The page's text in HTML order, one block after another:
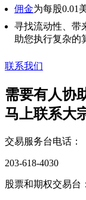
佣金为每股0.01
寻找流动性、带
助您执行复杂的
联系我们
需要有人协
马上联系大
交易服务台电话：
203-618-4030
股票和期权交易台：